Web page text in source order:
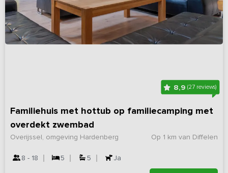
8,9 (27 reviews)
Familiehuis met hottub op familiecamping met
overdekt zwembad
Op 1 km van Diffelen
Overijssel, omgeving Hardenberg
8 - 18 5 5 Ja